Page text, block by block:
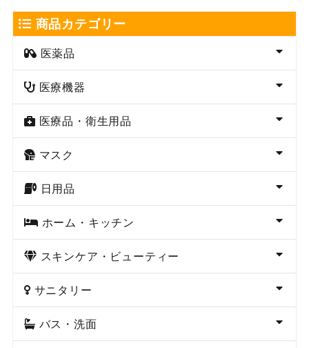
商品カテゴリー
医薬品
医療機器
医療品・衛生用品
マスク
日用品
ホーム・キッチン
スキンケア・ビューティー
サニタリー
バス・洗面